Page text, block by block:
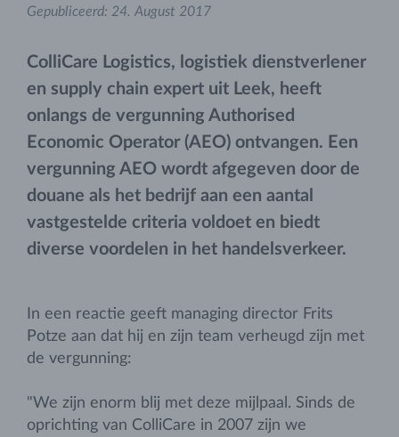
Gepubliceerd: 24. August 2017
ColliCare Logistics, logistiek dienstverlener
en supply chain expert uit Leek, heeft
onlangs de vergunning Authorised
Economic Operator (AEO) ontvangen. Een
vergunning AEO wordt afgegeven door de
douane als het bedrijf aan een aantal
vastgestelde criteria voldoet en biedt
diverse voordelen in het handelsverkeer.
In een reactie geeft managing director Frits
Potze aan dat hij en zijn team verheugd zijn met
de vergunning:
"We zijn enorm blij met deze mijlpaal. Sinds de
oprichting van ColliCare in 2007 zijn we